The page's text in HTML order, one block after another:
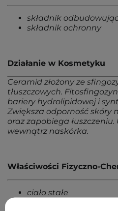
składnik
składnik ochronny
Działanie w Kosmetyku
Ceramid złożony ze
tłuszczowych.
bariery hydrolipidowej i
Zwiększa odporność skóry
oraz zapobiega
wewnątrz naskórka.
Właściwości Fizyczno-
ciało stałe